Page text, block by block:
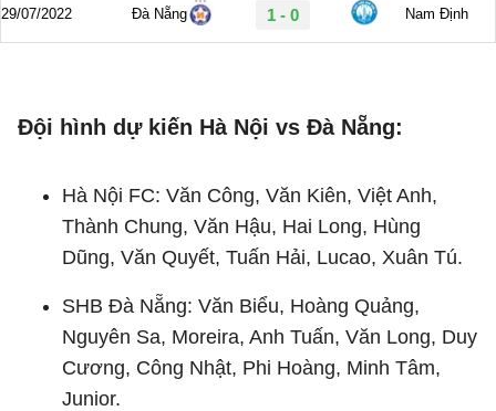
Đội hình dự kiến Hà Nội vs Đà Nẵng:
Hà Nội FC: Văn Công, Văn Kiên, Việt Anh,
Thành Chung, Văn Hậu, Hai Long, Hùng
Dũng, Văn Quyết, Tuấn Hải, Lucao, Xuân Tú.
SHB Đà Nẵng: Văn Biểu, Hoàng Quảng,
Nguyên Sa, Moreira, Anh Tuấn, Văn Long, Duy
Cương, Công Nhật, Phi Hoàng, Minh Tâm,
Junior.